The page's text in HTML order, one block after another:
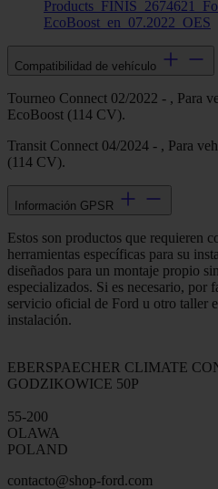
EcoBoost_en_07.2022_OES
Compatibilidad de vehículo
Tourneo Connect 02/2022 - , Para
EcoBoost (114 CV).
Transit Connect 04/2024 - , Para
(114 CV).
Información GPSR
Estos son productos que requieren
herramientas específicas para su
diseñados para un montaje propio
especializados. Si es necesario, por
servicio oficial de Ford u otro taller
instalación.
EBERSPAECHER CLIMATE
GODZIKOWICE 50P
55-200
OLAWA
POLAND
contacto@shop-ford.com